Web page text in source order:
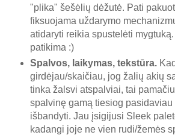
"plika" šešėlių dėžutė. Pati
fiksuojama uždarymo
atidaryti reikia spustelėti
patikima :)
Spalvos, laikymas, tekstūra.
girdėjau/skaičiau, jog žalių akių
tinka žalsvi atspalviai, tai
spalvinę gamą tiesiog pasidaviau
išbandyti. Jau įsigijusi Sleek
kadangi joje ne vien rudi/žemės